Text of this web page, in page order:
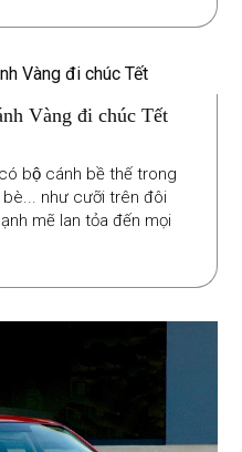
Vàng đi chúc Tết
bộ cánh bề thế trong
như cưỡi trên đôi
mẽ lan tỏa đến mọi